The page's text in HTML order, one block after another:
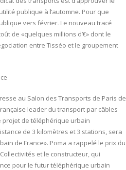
publique à l’automne. Pour que
vers février. Le nouveau tracé
de «quelques millions d’€» dont le
entre Tisséo et le groupement
au Salon des Transports de Paris de
leader du transport par câbles
projet de téléphérique urbain
de 3 kilomètres et 3 stations, sera
de France». Poma a rappelé le prix du
et le constructeur, qui
pour le futur téléphérique urbain